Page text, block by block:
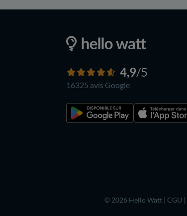
4,9/5
16325 avis Google
© 2026 Hello Watt | CGU |